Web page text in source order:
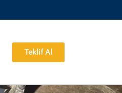
Teklif Al